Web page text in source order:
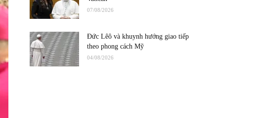
07/08/2026
Đức Lêô và khuynh hướng giao tiếp
theo phong cách Mỹ
04/08/2026